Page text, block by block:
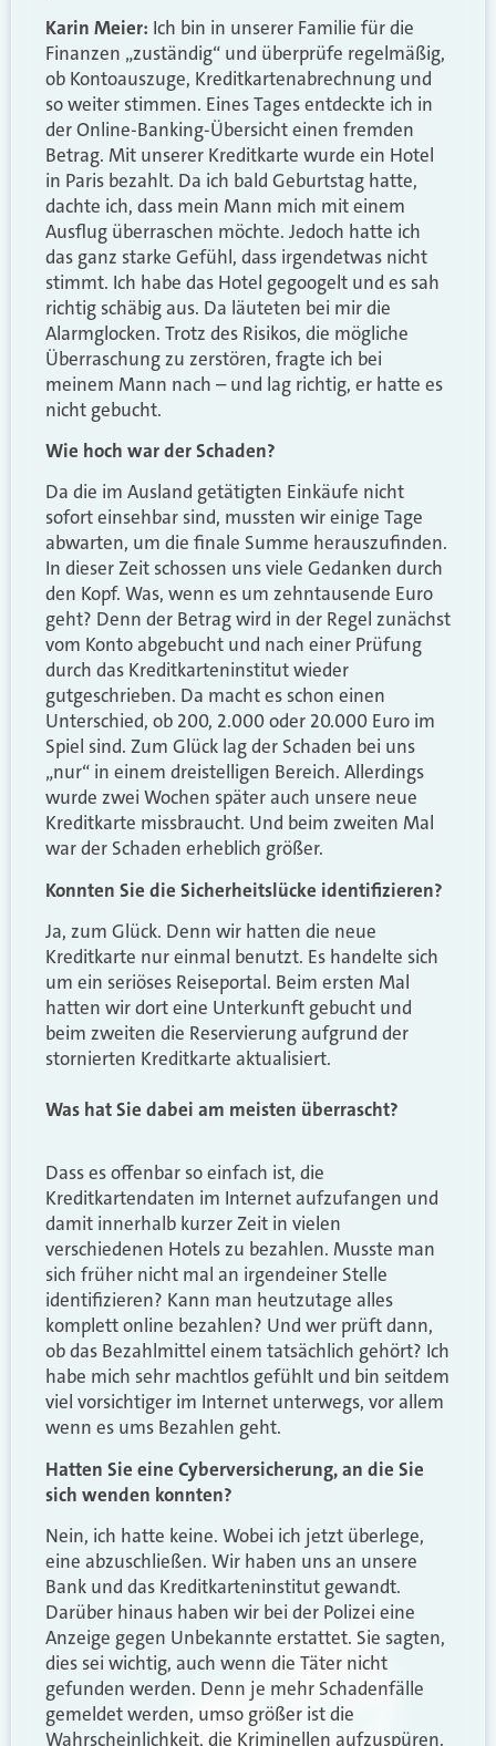
Karin Meier: Ich bin in unserer Familie für die
Finanzen „zuständig“ und überprüfe regelmäßig,
ob Kontoauszuge, Kreditkartenabrechnung und
so weiter stimmen. Eines Tages entdeckte ich in
der Online-Banking-Übersicht einen fremden
Betrag. Mit unserer Kreditkarte wurde ein Hotel
in Paris bezahlt. Da ich bald Geburtstag hatte,
dachte ich, dass mein Mann mich mit einem
Ausflug überraschen möchte. Jedoch hatte ich
das ganz starke Gefühl, dass irgendetwas nicht
stimmt. Ich habe das Hotel gegoogelt und es sah
richtig schäbig aus. Da läuteten bei mir die
Alarmglocken. Trotz des Risikos, die mögliche
Überraschung zu zerstören, fragte ich bei
meinem Mann nach – und lag richtig, er hatte es
nicht gebucht.
Wie hoch war der Schaden?
Da die im Ausland getätigten Einkäufe nicht
sofort einsehbar sind, mussten wir einige Tage
abwarten, um die finale Summe herauszufinden.
In dieser Zeit schossen uns viele Gedanken durch
den Kopf. Was, wenn es um zehntausende Euro
geht? Denn der Betrag wird in der Regel zunächst
vom Konto abgebucht und nach einer Prüfung
durch das Kreditkarteninstitut wieder
gutgeschrieben. Da macht es schon einen
Unterschied, ob 200, 2.000 oder 20.000 Euro im
Spiel sind. Zum Glück lag der Schaden bei uns
„nur“ in einem dreistelligen Bereich. Allerdings
wurde zwei Wochen später auch unsere neue
Kreditkarte missbraucht. Und beim zweiten Mal
war der Schaden erheblich größer.
Konnten Sie die Sicherheitslücke identifizieren?
Ja, zum Glück. Denn wir hatten die neue
Kreditkarte nur einmal benutzt. Es handelte sich
um ein seriöses Reiseportal. Beim ersten Mal
hatten wir dort eine Unterkunft gebucht und
beim zweiten die Reservierung aufgrund der
stornierten Kreditkarte aktualisiert.
Was hat Sie dabei am meisten überrascht?
Dass es offenbar so einfach ist, die
Kreditkartendaten im Internet aufzufangen und
damit innerhalb kurzer Zeit in vielen
verschiedenen Hotels zu bezahlen. Musste man
sich früher nicht mal an irgendeiner Stelle
identifizieren? Kann man heutzutage alles
komplett online bezahlen? Und wer prüft dann,
ob das Bezahlmittel einem tatsächlich gehört? Ich
habe mich sehr machtlos gefühlt und bin seitdem
viel vorsichtiger im Internet unterwegs, vor allem
wenn es ums Bezahlen geht.
Hatten Sie eine Cyberversicherung, an die Sie
sich wenden konnten?
Nein, ich hatte keine. Wobei ich jetzt überlege,
eine abzuschließen. Wir haben uns an unsere
Bank und das Kreditkarteninstitut gewandt.
Darüber hinaus haben wir bei der Polizei eine
Anzeige gegen Unbekannte erstattet. Sie sagten,
dies sei wichtig, auch wenn die Täter nicht
gefunden werden. Denn je mehr Schadenfälle
gemeldet werden, umso größer ist die
Wahrscheinlichkeit, die Kriminellen aufzuspüren.